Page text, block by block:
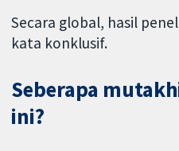
Secara global, hasil
kata konklusif.
Seberapa
ini?